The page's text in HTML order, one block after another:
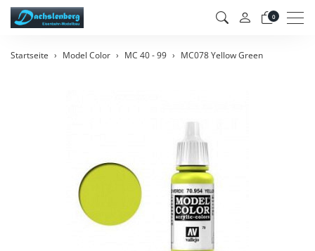
0
Startseite Model Color MC 40 - 99 MC078 Yellow Green